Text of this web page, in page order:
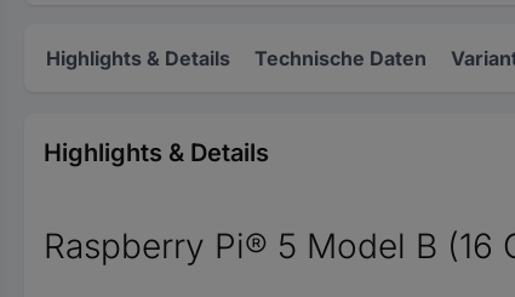
Highlights & Details Technische Daten
Highlights & Details
Raspberry Pi® 5 Model B (16